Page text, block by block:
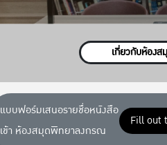
เกี่ยวกับห้อง
แบบฟอร์มเสนอรายชื่อหนังสือ
เข้า ห้องสมุดพิทยาลงกรณ
Fill out